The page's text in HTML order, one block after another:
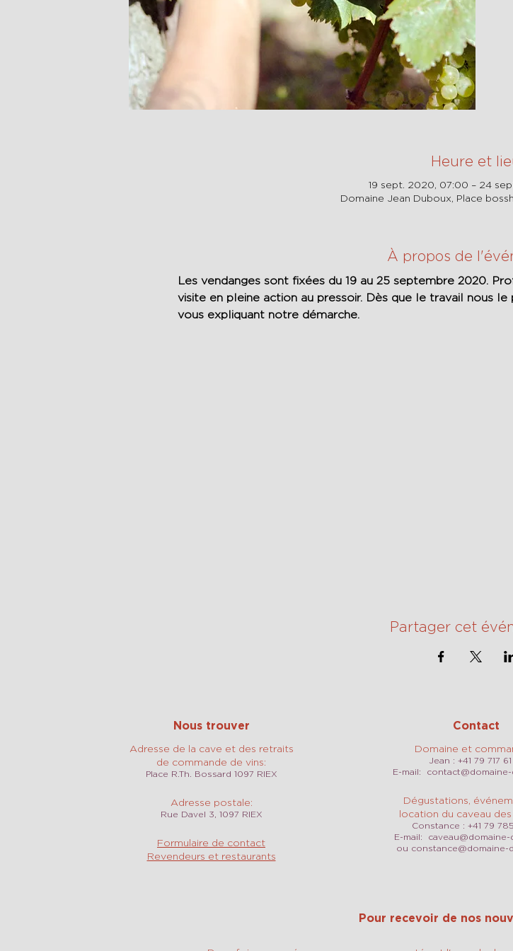
Heure et
19 sept. 2020, 07:00 – 24
Domaine Jean Duboux, Place
À propos de
Les vendanges sont fixées du 19 au 25 septembre 2020.
visite en pleine action au pressoir. Dès que le travail nous
vous expliquant notre démarche.
Partager cet
Nous trouver
Adresse de la cave et des retraits
de commande de vins:
Place R.Th. Bossard 1097 RIEX
Adresse postale:
Rue Davel 3, 1097 RIEX
Formulaire de contact
Revendeurs et restaurants
Contact
Domaine et
Jean : +41 79 717 61
E-mail:
Dégustations,
location du caveau des
Constance : +41 79
E-mail:
ou constance@domaine-
Pour recevoir de nos